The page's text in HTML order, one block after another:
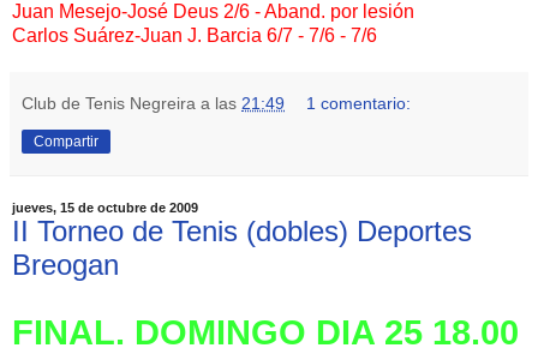
Juan Mesejo-José Deus 2/6 - Aband. por lesión
Carlos Suárez-Juan J. Barcia 6/7 - 7/6 - 7/6
Club de Tenis Negreira a las 21:49 1 comentario:
Compartir
jueves, 15 de octubre de 2009
II Torneo de Tenis (dobles) Deportes
Breogan
FINAL. DOMINGO DIA 25 18.00